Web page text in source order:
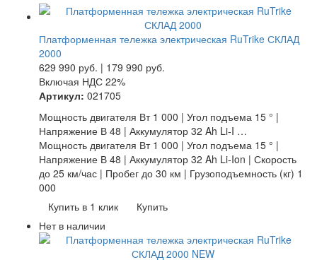
Платформенная тележка электрическая RuTrike СКЛАД
2000
629 990 руб. | 179 990 руб.
Включая НДС 22%
Артикул: 021705
Мощность двигателя Вт 1 000 | Угол подъема 15 ° |
Напряжение В 48 | Аккумулятор 32 Ah Li-I …
Мощность двигателя Вт 1 000 | Угол подъема 15 ° |
Напряжение В 48 | Аккумулятор 32 Ah Li-Ion | Скорость
до 25 км/час | Пробег до 30 км | Грузоподъемность (кг) 1
000
Купить в 1 клик
Купить
Нет в наличии